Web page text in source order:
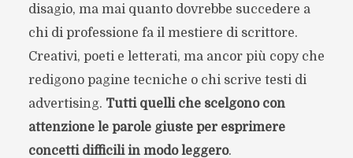
disagio, ma mai quanto dovrebbe succedere a
chi di professione fa il mestiere di scrittore.
Creativi, poeti e letterati, ma ancor più copy che
redigono pagine tecniche o chi scrive testi di
advertising. Tutti quelli che scelgono con
attenzione le parole giuste per esprimere
concetti difficili in modo leggero.